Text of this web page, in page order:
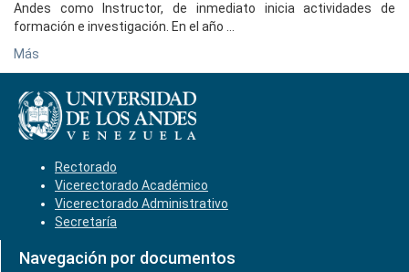
Andes como Instructor, de inmediato inicia actividades de
formación e investigación. En el año ...
Más
Rectorado
Vicerectorado Académico
Vicerectorado Administrativo
Secretaría
Navegación por documentos